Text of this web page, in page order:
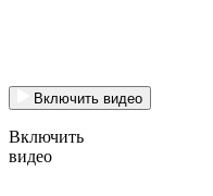
Включить видео
Включить
видео